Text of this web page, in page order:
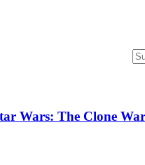
Wars: The Clone